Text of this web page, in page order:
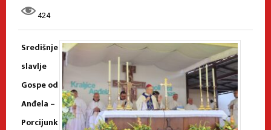
424
Središnje
slavlje
Gospe od
Anđela –
Porcijunk